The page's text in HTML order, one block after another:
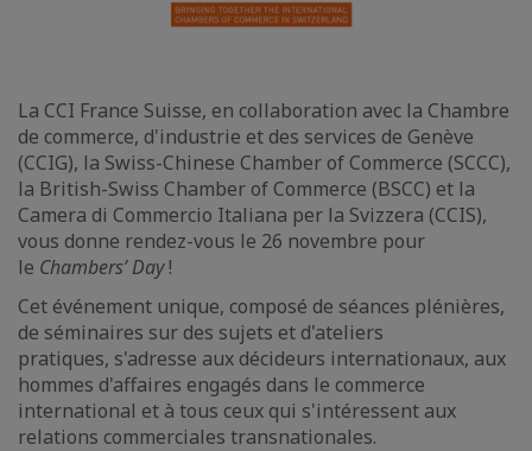
La CCI France Suisse, en collaboration avec la Chambre
de commerce, d'industrie et des services de Genève
(CCIG), la Swiss-Chinese Chamber of Commerce (SCCC),
la British-Swiss Chamber of Commerce (BSCC) et la
Camera di Commercio Italiana per la Svizzera (CCIS),
vous donne rendez-vous le 26 novembre pour
le Chambers’ Day!
Cet événement unique, composé de séances plénières,
de séminaires sur des sujets et d'ateliers
pratiques, s'adresse aux décideurs internationaux, aux
hommes d'affaires engagés dans le commerce
international et à tous ceux qui s'intéressent aux
relations commerciales transnationales.